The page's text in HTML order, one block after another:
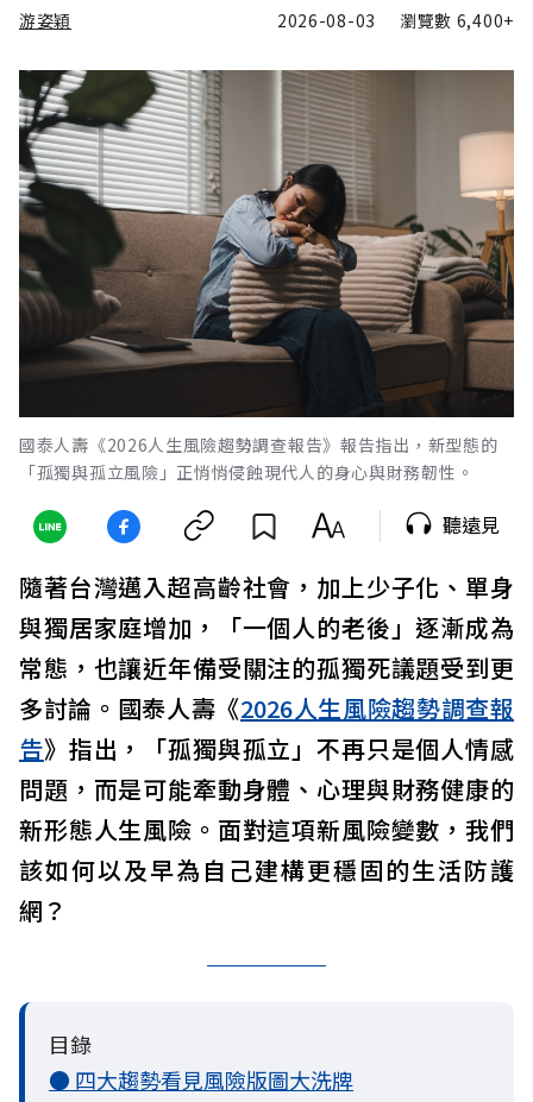
游姿穎 2026-08-03 瀏覽數 6,400+
國泰人壽《2026人生風險趨勢調查報告》報告指出，新型態的
「孤獨與孤立風險」正悄悄侵蝕現代人的身心與財務韌性。
聽遠見
隨著台灣邁入超高齡社會，加上少子化、單身
與獨居家庭增加，「一個人的老後」逐漸成為
常態，也讓近年備受關注的孤獨死議題受到更
多討論。國泰人壽《2026人生風險趨勢調查報
告》指出，「孤獨與孤立」不再只是個人情感
問題，而是可能牽動身體、心理與財務健康的
新形態人生風險。面對這項新風險變數，我們
該如何以及早為自己建構更穩固的生活防護
網？
目錄
● 四大趨勢看見風險版圖大洗牌